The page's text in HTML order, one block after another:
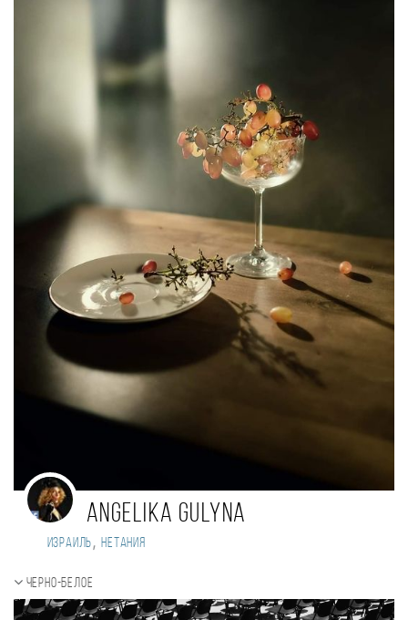
angelika gulyna
Израиль, Нетания
Черно-белое